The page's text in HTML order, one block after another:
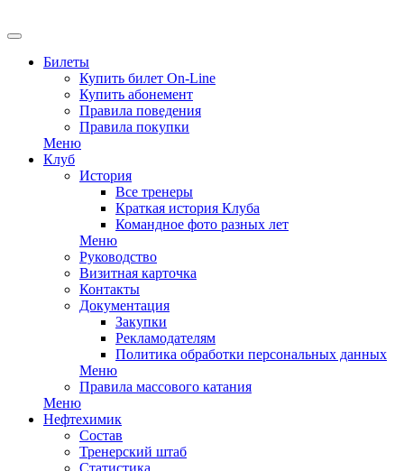
Билеты
Купить билет On-Line
Купить абонемент
Правила поведения
Правила покупки
Меню
Клуб
История
Все тренеры
Краткая история Клуба
Командное фото разных лет
Меню
Руководство
Визитная карточка
Контакты
Документация
Закупки
Рекламодателям
Политика обработки персональных данных
Меню
Правила массового катания
Меню
Нефтехимик
Состав
Тренерский штаб
Статистика